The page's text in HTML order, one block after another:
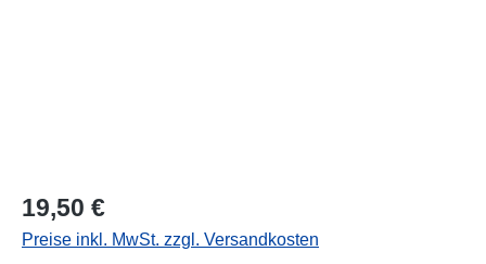
Regulärer Preis:
19,50 €
Preise inkl. MwSt. zzgl. Versandkosten